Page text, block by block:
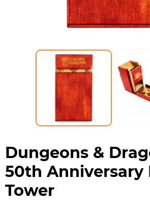
Dungeons &
50th Anniversary
Tower